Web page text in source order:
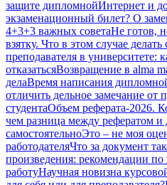
защите дипломнойИнтернет и
экзаменационный билет? О
4+3+3 важных советаНе готов,
взятку. Что в этом случае делать
преподавателя в университете:
отказатьсяВозвращение в alma
делаВремя написания
отличить дельное замечание от
студентаОбъем реферата-2026.
чем разница между рефератом и
самостоятельноЭто – не моя
работодателяЧто за документ
произведения: рекомендации
работуНаучная новизна